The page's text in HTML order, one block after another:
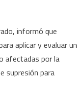
informó que
aplicar y evaluar un
afectadas por la
supresión para